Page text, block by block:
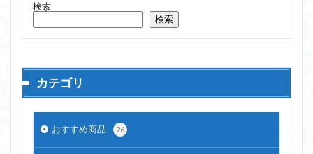
検索
検索
カテゴリ
おすすめ商品 26